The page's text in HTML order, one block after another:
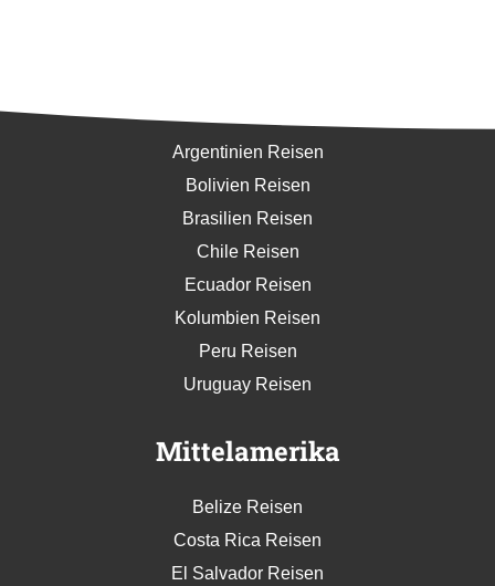
Argentinien Reisen
Bolivien Reisen
Brasilien Reisen
Chile Reisen
Ecuador Reisen
Kolumbien Reisen
Peru Reisen
Uruguay Reisen
Mittelamerika
Belize Reisen
Costa Rica Reisen
El Salvador Reisen